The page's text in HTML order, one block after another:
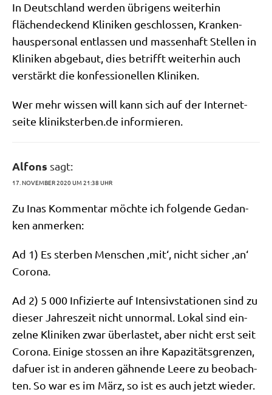
In Deutsch­land wer­den übri­gens weiterhin
flä­chen­deckend Kli­ni­ken geschlos­sen, Kran­ken­
haus­per­so­nal ent­las­sen und mas­sen­haft Stel­len in
Kli­ni­ken abge­baut, dies betrifft wei­ter­hin auch
ver­stärkt die kon­fes­sio­nel­len Kliniken.
Wer mehr wis­sen will kann sich auf der Inter­net­
sei­te kli​nik​ster​ben​.de informieren.
Alfons sagt:
17. NOVEMBER 2020 UM 21:38 UHR
Zu Inas Kom­men­tar möch­te ich fol­gen­de Gedan­
ken anmerken:
Ad 1) Es ster­ben Men­schen ‚mit‘, nicht sicher ‚an‘
Corona.
Ad 2) 5 000 Infi­zier­te auf Inten­siv­sta­tio­nen sind zu
die­ser Jah­res­zeit nicht unnor­mal. Lokal sind ein­
zel­ne Kli­ni­ken zwar über­la­stet, aber nicht erst seit
Coro­na. Eini­ge sto­ssen an ihre Kapa­zi­täts­gren­zen,
dafuer ist in ande­ren gäh­nen­de Lee­re zu beob­ach­
ten. So war es im März, so ist es auch jetzt wieder.